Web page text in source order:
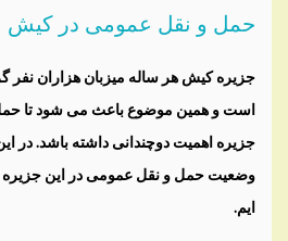
حمل و نقل عمومی در کیش
جزیره کیش هر ساله میزبان هزاران
است و همین موضوع باعث می شود تا
جزیره اهمیت دوچندانی داشته باشد. در
وضعیت حمل و نقل عمومی در این جزیره
ایم.